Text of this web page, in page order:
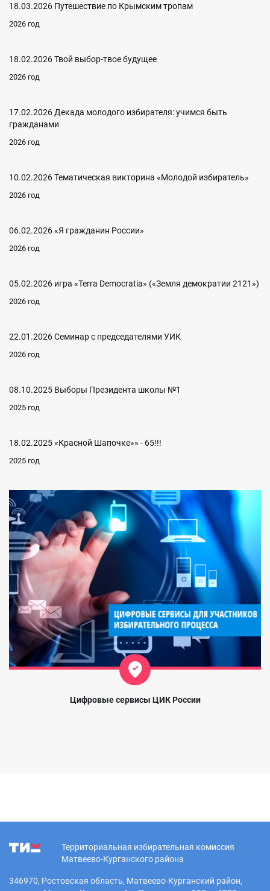
18.03.2026 Путешествие по Крымским тропам
2026 год
18.02.2026 Твой выбор-твое будущее
2026 год
17.02.2026 Декада молодого избирателя: учимся быть
гражданами
2026 год
10.02.2026 Тематическая викторина «Молодой избиратель»
2026 год
06.02.2026 «Я гражданин России»
2026 год
05.02.2026 игра «Terra Democratia» («Земля демократии 2121»)
2026 год
22.01.2026 Семинар с председателями УИК
2026 год
08.10.2025 Выборы Президента школы №1
2025 год
18.02.2025 «Красной Шапочке»» - 65!!!
2025 год
Цифровые сервисы ЦИК России
Территориальная избирательная комиссия
Матвеево-Курганского района
346970, Ростовская область, Матвеево-Курганский район,